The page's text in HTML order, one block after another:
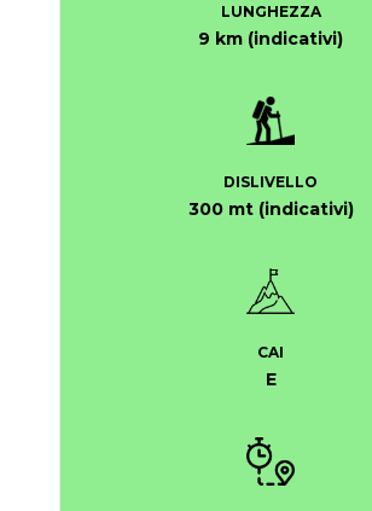
LUNGHEZZA
9 km (indicativi)
DISLIVELLO
300 mt (indicativi)
CAI
E